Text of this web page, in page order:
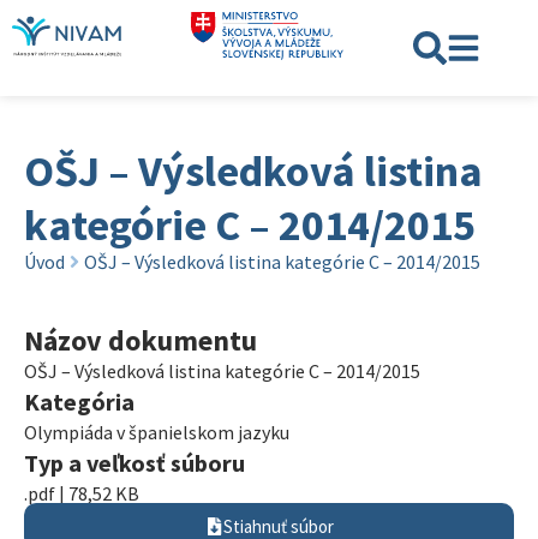
OŠJ – Výsledková listina
kategórie C – 2014/2015
Úvod OŠJ – Výsledková listina kategórie C – 2014/2015
Názov dokumentu
OŠJ – Výsledková listina kategórie C – 2014/2015
Kategória
Olympiáda v španielskom jazyku
Typ a veľkosť súboru
.pdf | 78,52 KB
Stiahnuť súbor